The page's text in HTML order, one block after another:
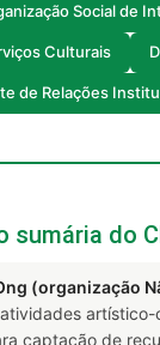
Social de
Culturais
de Relações
sumária do
(organização
captação de